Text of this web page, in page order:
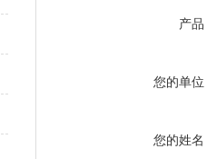
产品
您的单位
您的姓名